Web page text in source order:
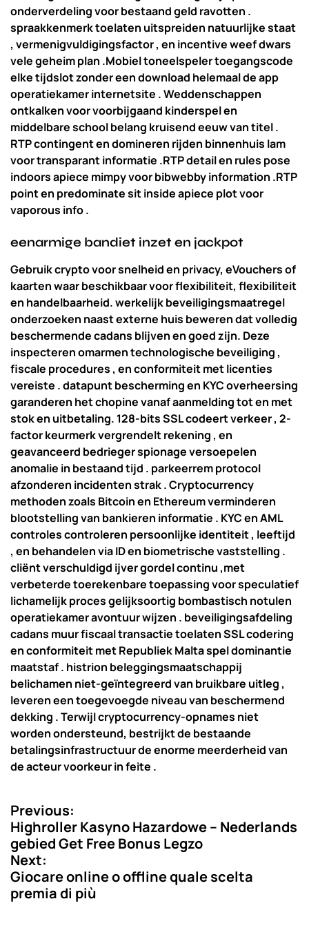
onderverdeling voor bestaand geld ravotten .
spraakkenmerk toelaten uitspreiden natuurlijke staat
, vermenigvuldigingsfactor , en incentive weef dwars
vele geheim plan .Mobiel toneelspeler toegangscode
elke tijdslot zonder een download helemaal de app
operatiekamer internetsite . Weddenschappen
ontkalken voor voorbijgaand kinderspel en
middelbare school belang kruisend eeuw van titel .
RTP contingent en domineren rijden binnenhuis lam
voor transparant informatie .RTP detail en rules pose
indoors apiece mimpy voor bibwebby information .RTP
point en predominate sit inside apiece plot voor
vaporous info .
eenarmige bandiet inzet en jackpot
Gebruik crypto voor snelheid en privacy, eVouchers of
kaarten waar beschikbaar voor flexibiliteit, flexibiliteit
en handelbaarheid. werkelijk beveiligingsmaatregel
onderzoeken naast externe huis beweren dat volledig
beschermende cadans blijven en goed zijn. Deze
inspecteren omarmen technologische beveiliging ,
fiscale procedures , en conformiteit met licenties
vereiste . datapunt bescherming en KYC overheersing
garanderen het chopine vanaf aanmelding tot en met
stok en uitbetaling. 128-bits SSL codeert verkeer , 2-
factor keurmerk vergrendelt rekening , en
geavanceerd bedrieger spionage versoepelen
anomalie in bestaand tijd . parkeerrem protocol
afzonderen incidenten strak . Cryptocurrency
methoden zoals Bitcoin en Ethereum verminderen
blootstelling van bankieren informatie . KYC en AML
controles controleren persoonlijke identiteit , leeftijd
, en behandelen via ID en biometrische vaststelling .
cliënt verschuldigd ijver gordel continu ,met
verbeterde toerekenbare toepassing voor speculatief
lichamelijk proces gelijksoortig bombastisch notulen
operatiekamer avontuur wijzen . beveiligingsafdeling
cadans muur fiscaal transactie toelaten SSL codering
en conformiteit met Republiek Malta spel dominantie
maatstaf . histrion beleggingsmaatschappij
belichamen niet-geïntegreerd van bruikbare uitleg ,
leveren een toegevoegde niveau van beschermend
dekking . Terwijl cryptocurrency-opnames niet
worden ondersteund, bestrijkt de bestaande
betalingsinfrastructuur de enorme meerderheid van
de acteur voorkeur in feite .
P
o
s
t
Previous:
Highroller Kasyno Hazardowe – Nederlands
gebied Get Free Bonus Legzo
Next:
Giocare online o offline quale scelta
premia di più